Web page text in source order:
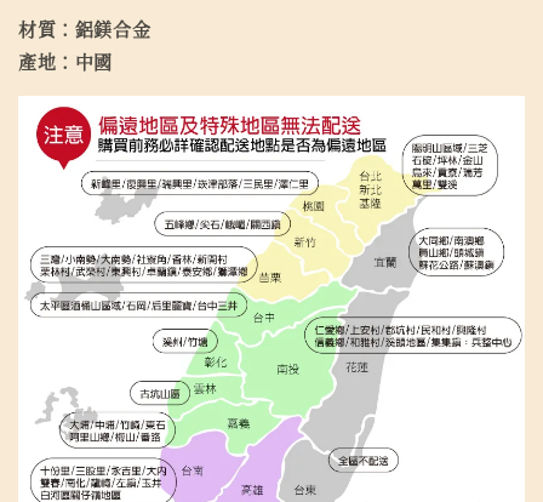
材質：鋁鎂合金
產地：中國